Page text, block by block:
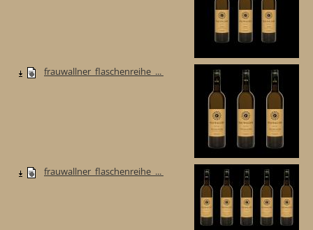
frauwallner_flaschenreihe_...
frauwallner_flaschenreihe_...